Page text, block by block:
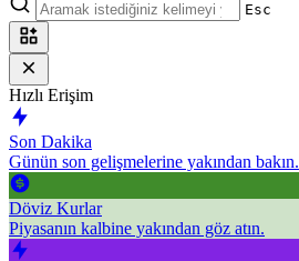
Esc
Hızlı Erişim
Son Dakika
Günün son gelişmelerine yakından bakın.
Döviz Kurlar
Piyasanın kalbine yakından göz atın.